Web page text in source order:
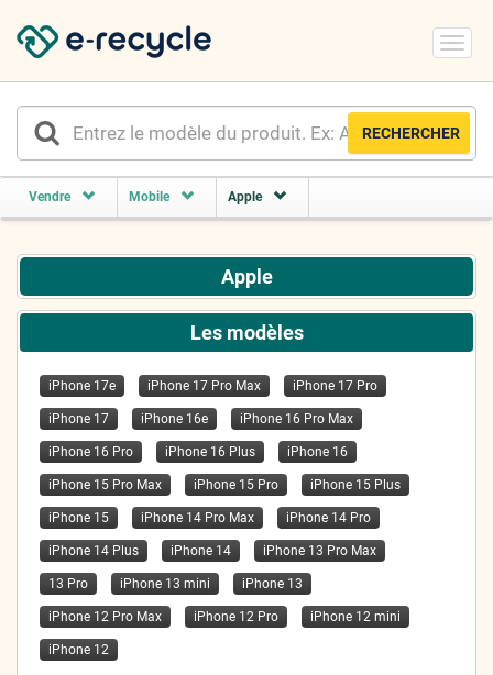
RECHERCHER
Vendre Mobile Apple
Apple
Les modèles
iPhone 17e iPhone 17 Pro Max iPhone 17 Pro
iPhone 17 iPhone 16e iPhone 16 Pro Max
iPhone 16 Pro iPhone 16 Plus iPhone 16
iPhone 15 Pro Max iPhone 15 Pro iPhone 15 Plus
iPhone 15 iPhone 14 Pro Max iPhone 14 Pro
iPhone 14 Plus iPhone 14 iPhone 13 Pro Max
13 Pro iPhone 13 mini iPhone 13
iPhone 12 Pro Max iPhone 12 Pro iPhone 12 mini
iPhone 12